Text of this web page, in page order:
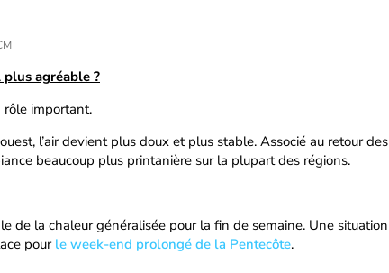
agréable ?
important.
l’air devient plus doux et plus stable. Associé au retour des
beaucoup plus printanière sur la plupart des régions.
de la chaleur généralisée pour la fin de semaine. Une situation
pourle week-end prolongé de la Pentecôte.